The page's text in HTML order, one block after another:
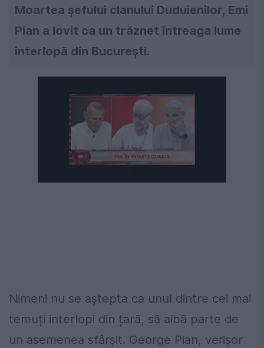
Moartea șefului clanului Duduienilor, Emi
Pian a lovit ca un trăznet întreaga lume
interlopă din București.
Nimeni nu se aștepta ca unul dintre cei mai
temuți interlopi din țară, să aibă parte de
un asemenea sfârșit. George Pian, verișor